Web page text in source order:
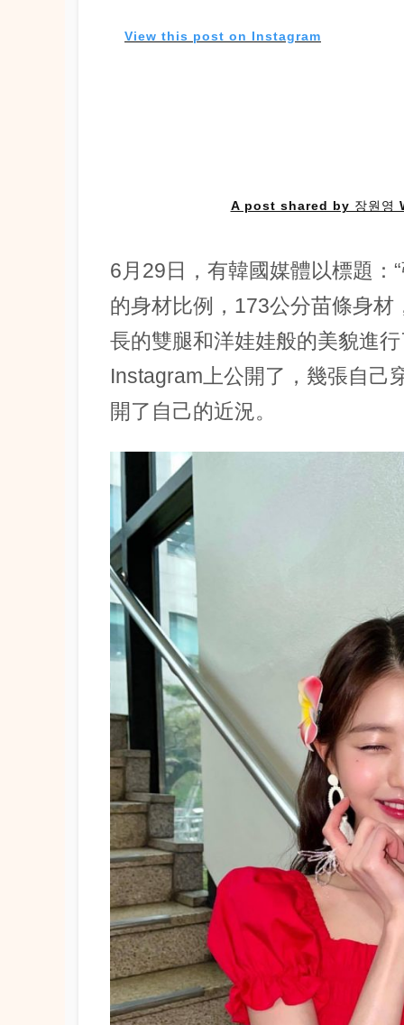
View this post on Instagram
A post shared by 장원영
6月29日，有韓國媒體以標題：
的身材比例，173公分苗條身材
長的雙腿和洋娃娃般的美貌進
Instagram上公開了，幾張自己
開了自己的近況。